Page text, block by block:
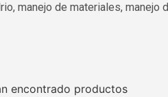
manejo de materiales, manejo
encontrado productos